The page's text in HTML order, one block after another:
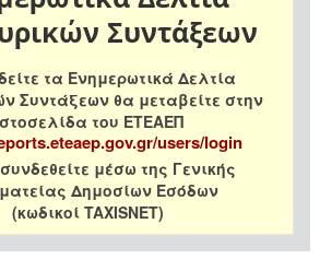
Συντάξεων
τα Ενημερωτικά Δελτία
Συντάξεων θα μεταβείτε στην
του ΕΤΕΑΕΠ
users/login
μέσω της Γενικής
Δημοσίων Εσόδων
(κωδικοί TAXISNET)